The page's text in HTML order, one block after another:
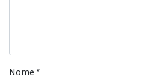
Nome *